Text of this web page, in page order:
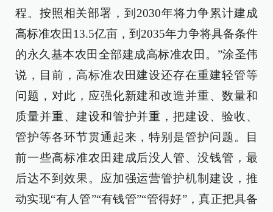
程。按照相关部署，到2030年将力争累计建成
高标准农田13.5亿亩，到2035年力争将具备条件
的永久基本农田全部建成高标准农田。”涂圣伟
说，目前，高标准农田建设还存在重建轻管等
问题，对此，应强化新建和改造并重、数量和
质量并重、建设和管护并重，把建设、验收、
管护等各环节贯通起来，特别是管护问题。目
前一些高标准农田建成后没人管、没钱管，最
后达不到效果。应加强运营管护机制建设，推
动实现“有人管”“有钱管”“管得好”，真正把具备